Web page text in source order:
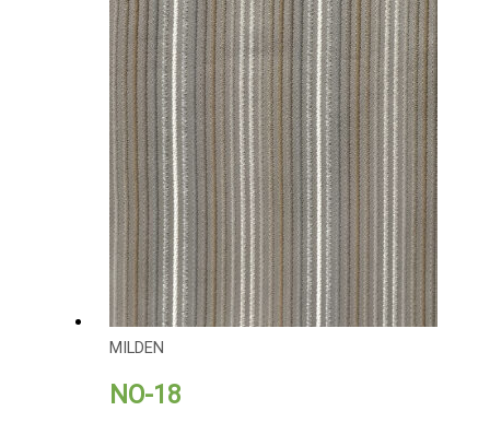
MILDEN
NO-18